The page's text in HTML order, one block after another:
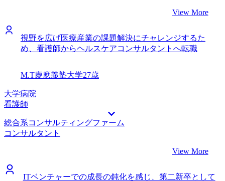
View More
視野を広げ医療産業の課題解決にチャレンジするた
め、看護師からヘルスケアコンサルタントへ転職
M.T慶應義塾大学27歳
大学病院
看護師
総合系コンサルティングファーム
コンサルタント
View More
ITベンチャーでの成長の鈍化を感じ、第二新卒として